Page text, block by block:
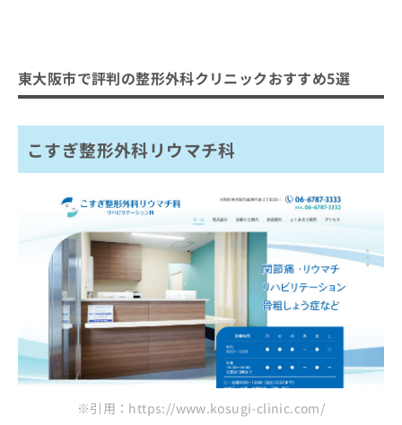
東大阪市で評判の整形外科クリニックおすすめ5選
こすぎ整形外科リウマチ科
※引用：https://www.kosugi-clinic.com/